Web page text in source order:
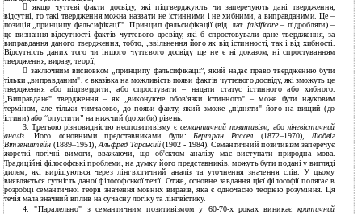
якщо чуттєві факти досвіду, які підтверджують чи заперечують дані твердження,
відсутні, то такі твердження можна назвати не істинними і не хибними, а виправданими. Це –
позиція „принципу фальсифікації". Принцип фальсифікації (від. лат.falsificare – підробляти) –
це визнання відсутності фактів чуттєвого досвіду, які б спростовували дане твердження, за
виправдання даного твердження, тобто, „звільнення його як від істинності, так і від хибності.
Відсутність даних того чи іншого чуттєвого досвіду ще не є ні доказом, ні спростуванням
твердження, виразу, теорії;
заключним висновком „принципу фальсифікації”, який надає право твердженню бути
тільки „виправданим", є вказівка на можливість появи фактів чуттєвого досвіду, які зможуть це
твердження або підтвердити, або спростувати – надати статус істинного або хибного.
„Виправдане" твердження – як „виконуюче обов'язки істинного" – може бути науковим
терміном, але тільки тимчасово, до появи факту, який зможе „підняти" його на вищий (до
істини) або “опустити” на нижчий (до хиби) рівень.
3. Третьою різновидністю неопозитивізму є семантичний позитивізм, аболінгвістичний
аналіз. Його основними представниками були:Бертран Рассел (1872–1970),Людвіг
Вітгенштейн (1889–1951),Альфред Тарський(1902 - 1984). Семантичний позитивізм заперечує
жорсткі логічні вимоги, вважаючи, що об'єктом аналізу має виступати природна мова.
Традиційні філософські проблеми, на думку його представників, можуть бути подані у вигляді
дилем, які вирішуються через лінгвістичний аналіз та уточнення значення слів. У цьому
виявляється сутність даної філософської течії. Отже, основне завдання цієї філософії полягає в
розробці семантичної теорії значення мовних виразів, яка є одночасно теорією розуміння. Ця
течія мала значний вплив на сучасну логіку та лінгвістику.
4. "Паралельно" з семантичним позитивізмом у 60-70-х роках виникає критичний